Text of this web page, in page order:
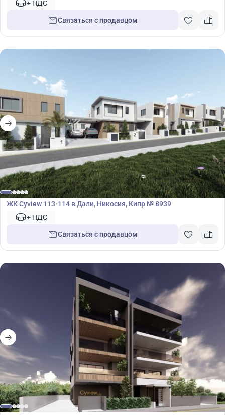
+ НДС
Связаться с продавцом
Жилой комплекс
ЖК Cyview 113-114 в Дали, Никосия, Кипр № 8939
+ НДС
Связаться с продавцом
Жилой комплекс